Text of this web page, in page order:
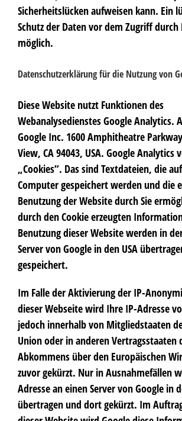
Sicherheitslücken aufweisen kann. Ein
Schutz der Daten vor dem Zugriff
möglich.
Datenschutzerklärung für die Nutzung von
Diese Website nutzt Funktionen des
Webanalysedienstes Google Analytics.
Google Inc. 1600 Amphitheatre
View, CA 94043, USA. Google Analytics
„Cookies“. Das sind Textdateien, die
Computer gespeichert werden und die
Benutzung der Website durch Sie
durch den Cookie erzeugten
Benutzung dieser Website werden in
Server von Google in den USA
gespeichert.
Im Falle der Aktivierung der IP-
dieser Webseite wird Ihre IP-Adresse
jedoch innerhalb von Mitgliedstaaten
Union oder in anderen Vertragsstaaten
Abkommens über den Europäischen
zuvor gekürzt. Nur in Ausnahmefällen
Adresse an einen Server von Google in
übertragen und dort gekürzt. Im